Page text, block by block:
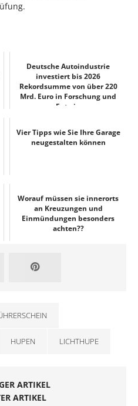
Deutsche Autoindustrie
investiert bis 2026
Rekordsumme von über 220
Mrd. Euro in Forschung und
Entwi...
Vier Tipps wie Sie Ihre Garage
neugestalten können
Worauf müssen sie innerorts
an Kreuzungen und
Einmündungen besonders
achten??
HUPEN LICHTHUPE
ARTIKEL
ARTIKEL